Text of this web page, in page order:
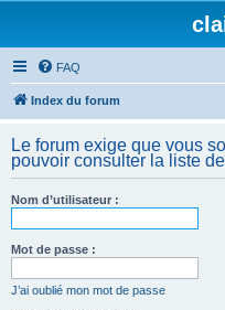
FAQ
Index du forum
Le forum exige que vous
pouvoir consulter la liste
Nom d’utilisateur :
Mot de passe :
J’ai oublié mon mot de passe